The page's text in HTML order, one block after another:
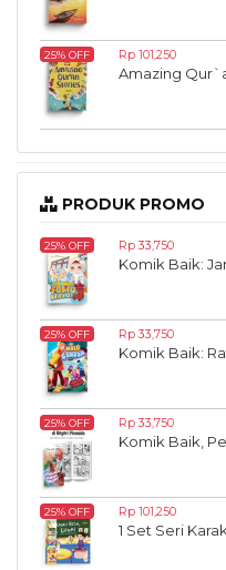
25% OFF Rp 101,250
Amazing
PRODUK PROMO
25% OFF Rp 33,750
Komik Baik:
25% OFF Rp 33,750
Komik Baik:
25% OFF Rp 33,750
Komik Baik,
25% OFF Rp 101,250
1 Set Seri